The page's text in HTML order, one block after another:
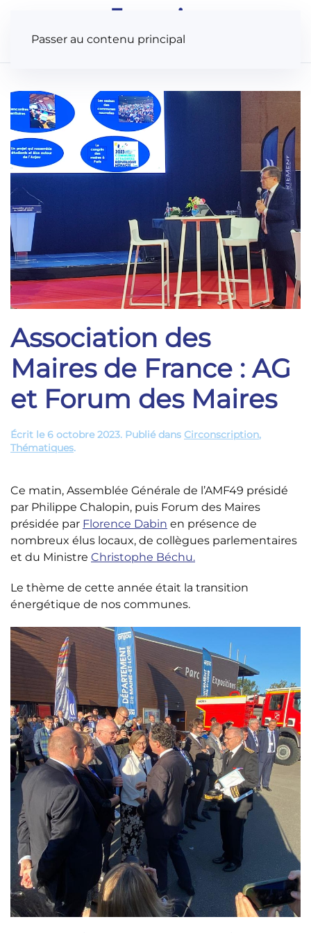
Passer au contenu principal
Association des
Maires de France : AG
et Forum des Maires
Écrit le 6 octobre 2023. Publié dans Circonscription,
Thématiques.
Ce matin, Assemblée Générale de l’AMF49 présidé
par Philippe Chalopin, puis Forum des Maires
présidée par Florence Dabin en présence de
nombreux élus locaux, de collègues parlementaires
et du Ministre Christophe Béchu.
Le thème de cette année était la transition
énergétique de nos communes.
Panneau de gestion des cookies